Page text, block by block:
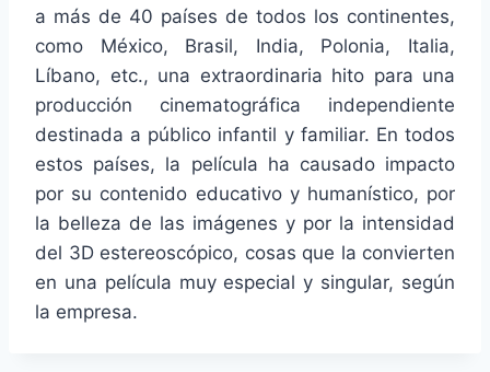
a más de 40 países de todos los continentes,
como México, Brasil, India, Polonia, Italia,
Líbano, etc., una extraordinaria hito para una
producción cinematográfica independiente
destinada a público infantil y familiar. En todos
estos países, la película ha causado impacto
por su contenido educativo y humanístico, por
la belleza de las imágenes y por la intensidad
del 3D estereoscópico, cosas que la convierten
en una película muy especial y singular, según
la empresa.